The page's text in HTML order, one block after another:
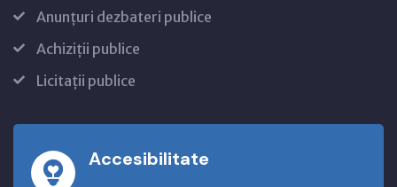
Anunțuri dezbateri publice
Achiziții publice
Licitații publice
Accesibilitate